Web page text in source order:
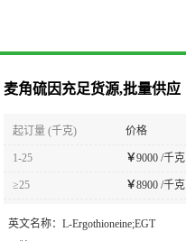
麦角硫因充足货源,批量供应
起订量 (千克) 价格
1-25 ￥9000 /千克
≥25 ￥8900 /千克
英文名称： L-Ergothioneine;EGT